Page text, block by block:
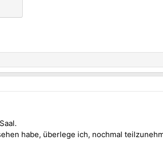
habe, überlege ich, nochmal